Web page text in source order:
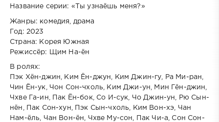
Название серии: «Ты узнаёшь меня?»
Жанры: комедия, драма
Год: 2023
Страна: Корея Южная
Режиссёр: Щим На-ён
В ролях:
Пэк Хён-джин, Ким Ён-джун, Ким Джин-гу, Ра Ми-ран,
Чин Ён-ук, Чон Сон-чхоль, Ким Джи-ун, Мин Гён-джин,
Чхве Га-ин, Пак Ён-бок, Со И-сук, Чо Джин-ун, Рю Сын-
нён, Пак Сон-хун, Пэк Сын-чхоль, Ким Вон-хэ, Чан
Нам-ёль, Чан Вон-ён, Чхве Му-сон, Пак Чи-а, Сон Сон-